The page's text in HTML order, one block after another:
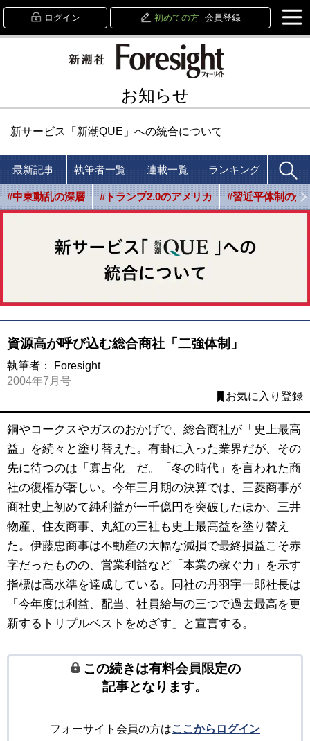
ログイン 初めての方 会員登録
お知らせ
新サービス「新潮QUE」への統合について
最新記事 執筆者一覧 連載一覧 ランキング
#中東動乱の深層 #トランプ2.0のアメリカ #習近平体制の光
資源高が呼び込む総合商社「二強体制」
執筆者：
Foresight
2004年7月号
お気に入り登録
銅やコークスやガスのおかげで、総合商社が「史上最高
益」を続々と塗り替えた。有卦に入った業界だが、その
先に待つのは「寡占化」だ。「冬の時代」を言われた商
社の復権が著しい。今年三月期の決算では、三菱商事が
商社史上初めて純利益が一千億円を突破したほか、三井
物産、住友商事、丸紅の三社も史上最高益を塗り替え
た。伊藤忠商事は不動産の大幅な減損で最終損益こそ赤
字だったものの、営業利益など「本業の稼ぐ力」を示す
指標は高水準を達成している。同社の丹羽宇一郎社長は
「今年度は利益、配当、社員給与の三つで過去最高を更
新するトリプルベストをめざす」と宣言する。
この続きは有料会員限定の
記事となります。
フォーサイト会員の方はここからログイン